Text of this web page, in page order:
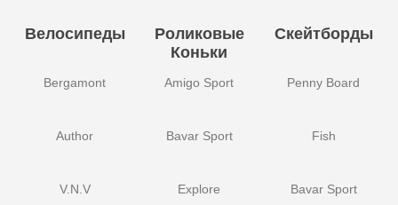
Велосипеды
Bergamont
Author
V.N.V
Роликовые
Коньки
Amigo Sport
Bavar Sport
Explore
Скейтборды
Penny Board
Fish
Bavar Sport